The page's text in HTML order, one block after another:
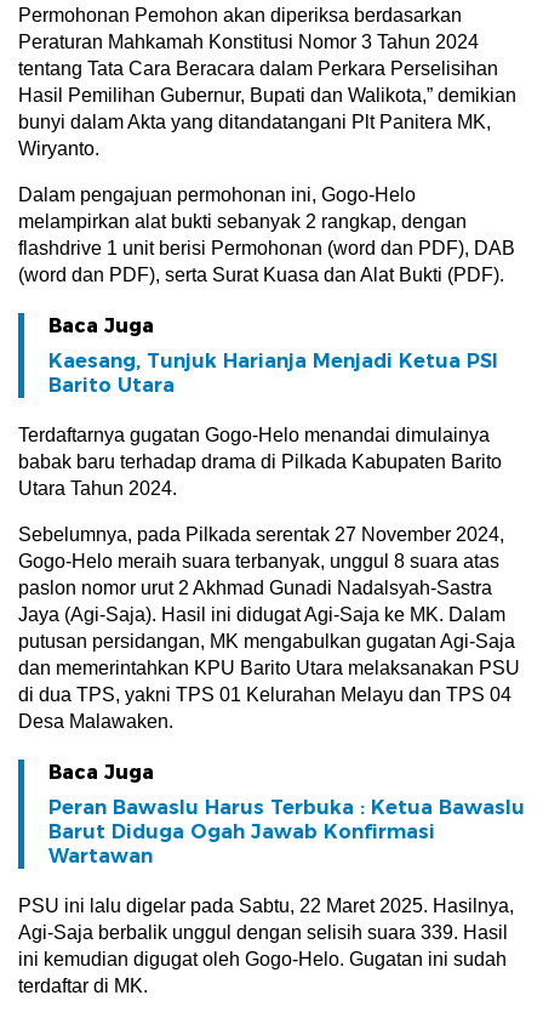
Permohonan Pemohon akan diperiksa berdasarkan
Peraturan Mahkamah Konstitusi Nomor 3 Tahun 2024
tentang Tata Cara Beracara dalam Perkara Perselisihan
Hasil Pemilihan Gubernur, Bupati dan Walikota,” demikian
bunyi dalam Akta yang ditandatangani Plt Panitera MK,
Wiryanto.
Dalam pengajuan permohonan ini, Gogo-Helo
melampirkan alat bukti sebanyak 2 rangkap, dengan
flashdrive 1 unit berisi Permohonan (word dan PDF), DAB
(word dan PDF), serta Surat Kuasa dan Alat Bukti (PDF).
Baca Juga
Kaesang, Tunjuk Harianja Menjadi Ketua PSI
Barito Utara
Terdaftarnya gugatan Gogo-Helo menandai dimulainya
babak baru terhadap drama di Pilkada Kabupaten Barito
Utara Tahun 2024.
Sebelumnya, pada Pilkada serentak 27 November 2024,
Gogo-Helo meraih suara terbanyak, unggul 8 suara atas
paslon nomor urut 2 Akhmad Gunadi Nadalsyah-Sastra
Jaya (Agi-Saja). Hasil ini didugat Agi-Saja ke MK. Dalam
putusan persidangan, MK mengabulkan gugatan Agi-Saja
dan memerintahkan KPU Barito Utara melaksanakan PSU
di dua TPS, yakni TPS 01 Kelurahan Melayu dan TPS 04
Desa Malawaken.
Baca Juga
Peran Bawaslu Harus Terbuka : Ketua Bawaslu
Barut Diduga Ogah Jawab Konfirmasi
Wartawan
PSU ini lalu digelar pada Sabtu, 22 Maret 2025. Hasilnya,
Agi-Saja berbalik unggul dengan selisih suara 339. Hasil
ini kemudian digugat oleh Gogo-Helo. Gugatan ini sudah
terdaftar di MK.